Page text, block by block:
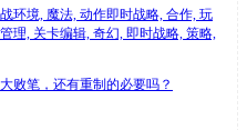
环境, 魔法, 动作即时战略, 合作, 玩
理, 关卡编辑, 奇幻, 即时战略, 策略,
败笔，还有重制的必要吗？